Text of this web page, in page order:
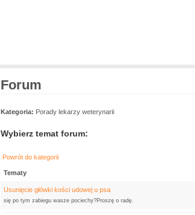
Forum
Kategoria: Porady lekarzy weterynarii
Wybierz temat forum:
Powrót do kategorii
Tematy
Usunięcie główki kości udowej u psa
się po tym zabiegu wasze pociechy?Proszę o radę.